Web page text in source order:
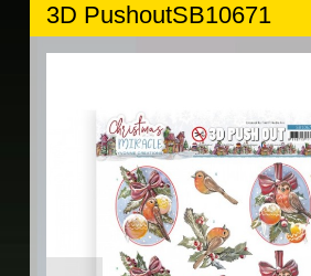
3D PushoutSB10671